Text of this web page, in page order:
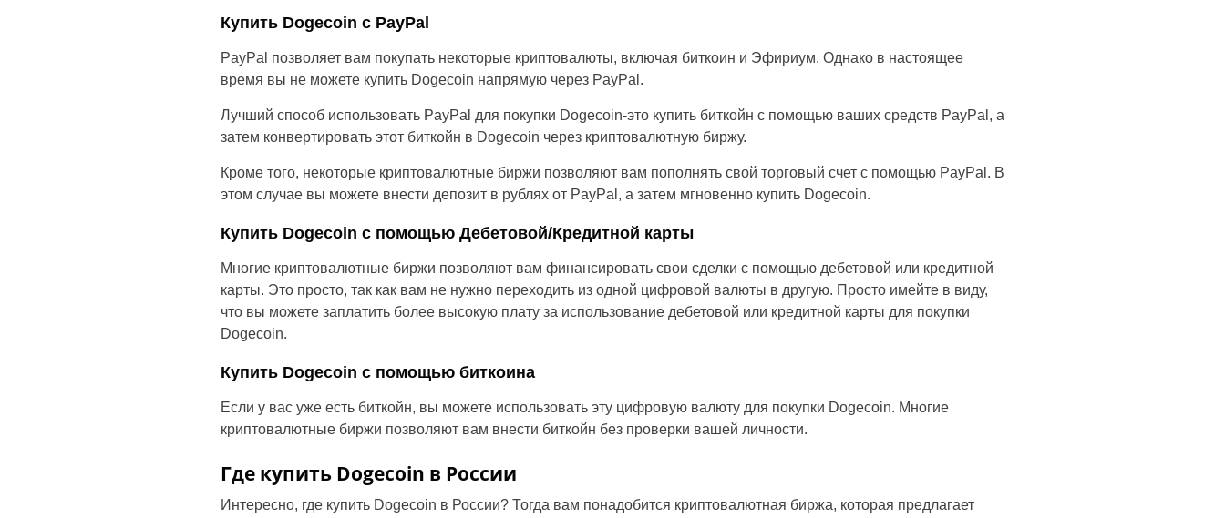
Germany
Spain
France
Italy
Netherlands
Poland
Купить Dogecoin с PayPal
PayPal позволяет вам покупать некоторые криптовалюты, включая биткоин и Эфириум. Однако в настоящее
время вы не можете купить Dogecoin напрямую через PayPal.
Лучший способ использовать PayPal для покупки Dogecoin-это купить биткойн с помощью ваших средств PayPal, а
затем конвертировать этот биткойн в Dogecoin через криптовалютную биржу.
Кроме того, некоторые криптовалютные биржи позволяют вам пополнять свой торговый счет с помощью PayPal. В
этом случае вы можете внести депозит в рублях от PayPal, а затем мгновенно купить Dogecoin.
Купить Dogecoin с помощью Дебетовой/Кредитной карты
Многие криптовалютные биржи позволяют вам финансировать свои сделки с помощью дебетовой или кредитной
карты. Это просто, так как вам не нужно переходить из одной цифровой валюты в другую. Просто имейте в виду,
что вы можете заплатить более высокую плату за использование дебетовой или кредитной карты для покупки
Dogecoin.
Купить Dogecoin с помощью биткоина
Если у вас уже есть биткойн, вы можете использовать эту цифровую валюту для покупки Dogecoin. Многие
криптовалютные биржи позволяют вам внести биткойн без проверки вашей личности.
Где купить Dogecoin в России
Интересно, где купить Dogecoin в России? Тогда вам понадобится криптовалютная биржа, которая предлагает